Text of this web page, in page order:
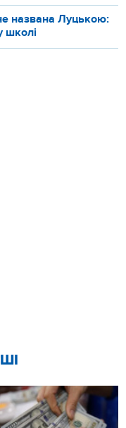
названа Луцькою:
школі